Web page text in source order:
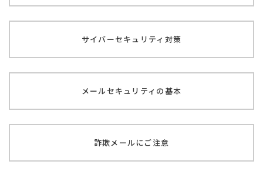
サイバーセキュリティ対策
メールセキュリティの基本
詐欺メールにご注意